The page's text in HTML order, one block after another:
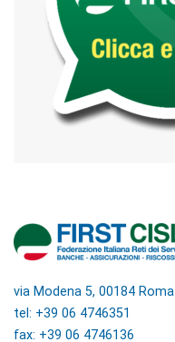
via Modena 5, 00184 Roma
tel: +39 06 4746351
fax: +39 06 4746136